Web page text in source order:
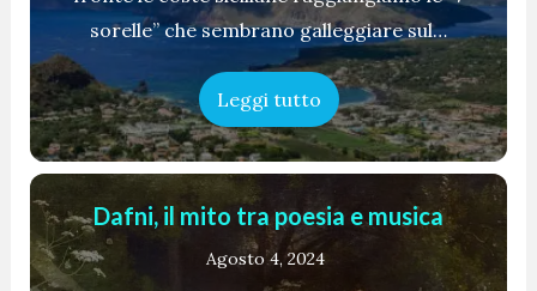
sorelle” che sembrano galleggiare sul…
Leggi tutto
Dafni, il mito tra poesia e musica
Agosto 4, 2024